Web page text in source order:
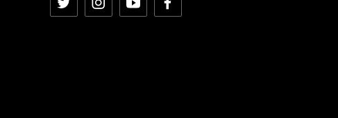
Twitter InstagramYouTubeFacebook